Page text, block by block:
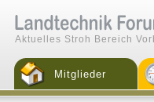
Aktuelles Stroh Bereich
Mitglieder